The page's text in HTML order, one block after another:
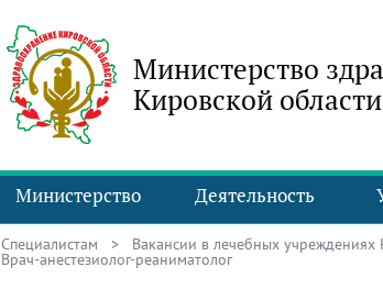
Министерство
Кировской области
Министерство Деятельность
Специалистам > Вакансии в лечебных
Врач-анестезиолог-реаниматолог